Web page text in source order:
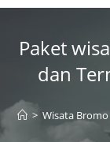
Paket
dan
> Wisata Bromo